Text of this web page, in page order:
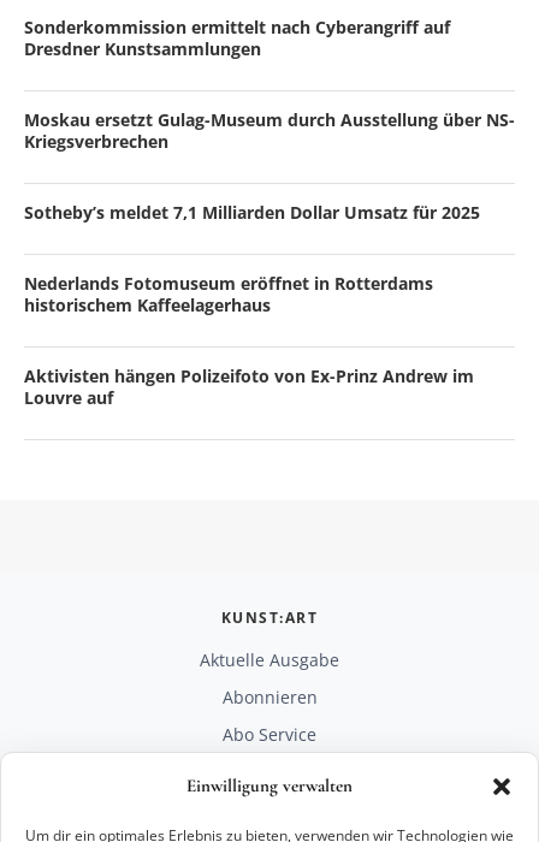
Einwilligung verwalten
Um dir ein optimales Erlebnis zu bieten, verwenden wir Technologien wie
Sonderkommission ermittelt nach Cyberangriff auf
Dresdner Kunstsammlungen
Moskau ersetzt Gulag-Museum durch Ausstellung über NS-
Kriegsverbrechen
Sotheby’s meldet 7,1 Milliarden Dollar Umsatz für 2025
Nederlands Fotomuseum eröffnet in Rotterdams
historischem Kaffeelagerhaus
Aktivisten hängen Polizeifoto von Ex-Prinz Andrew im
Louvre auf
KUNST:ART
Aktuelle Ausgabe
Abonnieren
Abo Service